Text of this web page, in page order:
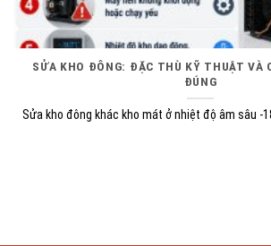
SỬA KHO ĐÔNG: ĐẶC THÙ KỸ THUẬT VÀ
ĐÚNG
Sửa kho đông khác kho mát ở nhiệt độ âm sâu -